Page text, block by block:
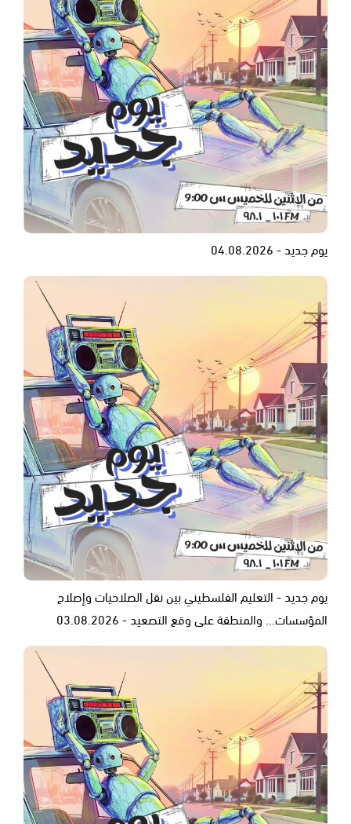
يوم جديد - 04.08.2026
يوم جديد - التعليم الفلسطيني بين نقل الصلاحيات وإصلاح
المؤسسات... والمنطقة على وقع التصعيد - 03.08.2026